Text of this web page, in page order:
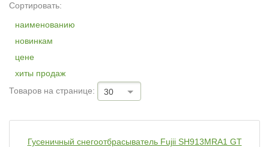
Сортировать:
наименованию
новинкам
цене
хиты продаж
Товаров на странице:
30
Гусеничный снегоотбрасыватель Fujii SH913MRA1 GT